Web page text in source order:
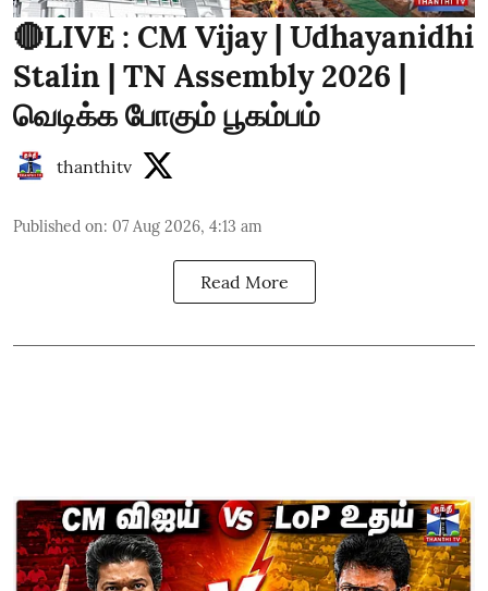
🔴LIVE : CM Vijay | Udhayanidhi
Stalin | TN Assembly 2026 |
வெடிக்க போகும் பூகம்பம்
thanthitv
Published on: 07 Aug 2026, 4:13 am
Read More